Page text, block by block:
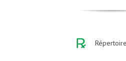
Répertoire